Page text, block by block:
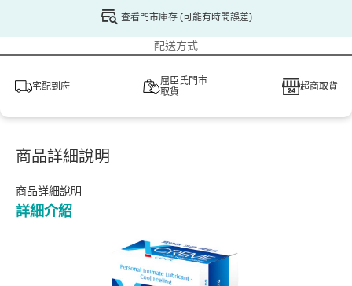
查看門市庫存 (可能有時間誤差)
配送方式
宅配到府
屈臣氏門市
取貨
超商取貨
商品詳細說明
商品詳細說明
詳細介紹